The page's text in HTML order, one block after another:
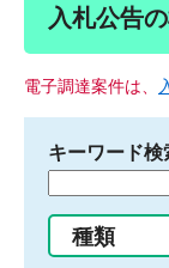
入札公告
電子調達案件は、
キーワード検
る
種類